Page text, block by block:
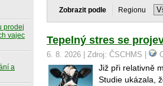
Zobrazit podle Regionu
Tepelný stres se
6. 8. 2026 | Zdroj: ČSCHMS |
Již při relativně
Studie ukázala,
prodej
vajec
a